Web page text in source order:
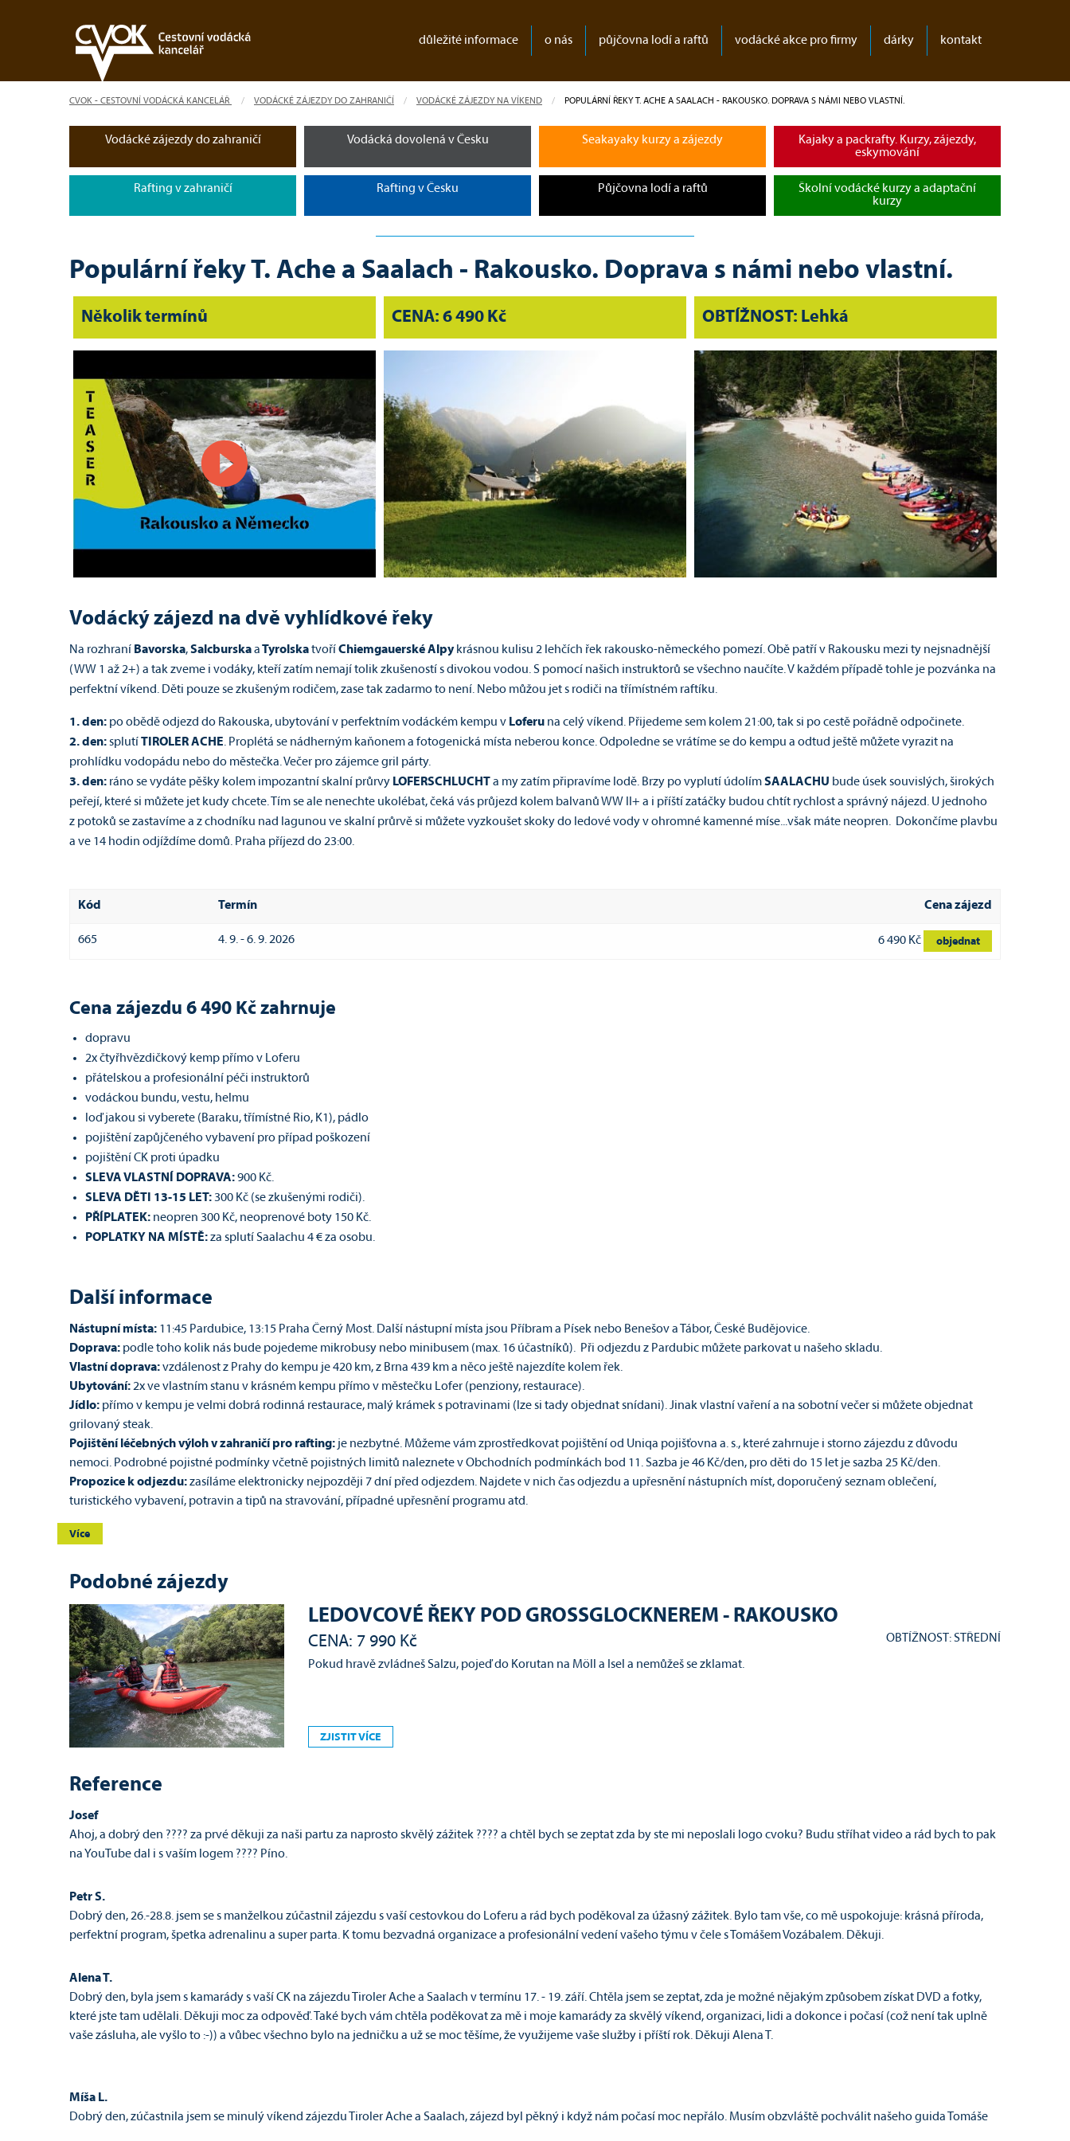
důležité informace o nás půjčovna lodí a raftů vodácké akce pro firmy dárky kontakt
CVOK - CESTOVNÍ VODÁCKÁ KANCELÁŘ VODÁCKÉ ZÁJEZDY DO ZAHRANIČÍ VODÁCKÉ ZÁJEZDY NA VÍKEND CURRENT:
POPULÁRNÍ ŘEKY T. ACHE A SAALACH - RAKOUSKO. DOPRAVA S NÁMI NEBO VLASTNÍ.
Vodácké zájezdy do zahraničí Vodácká dovolená v Česku Seakayaky kurzy a zájezdy
Kajaky a packrafty. Kurzy, zájezdy,
eskymování
Rafting v zahraničí Rafting v Česku Půjčovna lodí a raftů
Školní vodácké kurzy a adaptační
kurzy
Populární řeky T. Ache a Saalach - Rakousko. Doprava s námi nebo vlastní.
Několik termínů CENA: 6 490 Kč OBTÍŽNOST: Lehká
Vodácký zájezd na dvě vyhlídkové řeky
Na rozhraní Bavorska,SalcburskaaTyrolskatvoří Chiemgauerské Alpykrásnou kulisu 2 lehčích řek rakousko-německého pomezí. Obě patří v Rakousku mezi ty nejsnadnější
(WW 1 až 2+) a tak zveme i vodáky, kteří zatím nemají tolik zkušeností s divokou vodou. S pomocí našich instruktorů se všechno naučíte.V každém případě tohle je pozvánka na
perfektní víkend. Děti pouze se zkušeným rodičem, zase tak zadarmo to není. Nebo můžou jet s rodiči na třímístném raftíku.
1. den: po obědě odjezd do Rakouska, ubytování v perfektním vodáckém kempu v Loferu na celý víkend. Přijedeme sem kolem 21:00, tak si po cestě pořádně odpočinete.
2. den:splutí TIROLER ACHE. Proplétá se nádherným kaňonem a fotogenická místa neberou konce. Odpoledne se vrátíme se do kempu a odtud ještě můžete vyrazit na
prohlídku vodopádu nebo do městečka. Večer pro zájemce gril párty.
3. den: ráno se vydáte pěšky kolem impozantní skalní průrvy LOFERSCHLUCHTa my zatím připravíme lodě. Brzy po vyplutí údolímSAALACHU bude úsek souvislých, širokých
peřejí, které si můžete jet kudy chcete. Tím se ale nenechte ukolébat, čeká vás průjezd kolem balvanů WW II+ a i příští zatáčky budou chtít rychlost a správný nájezd. U jednoho
z potoků se zastavíme a z chodníku nad lagunou ve skalní průrvě si můžete vyzkoušet skoky do ledové vody v ohromné kamenné míse...však máte neopren. Dokončíme plavbu
a ve 14 hodin odjíždíme domů. Praha příjezd do 23:00.
Kód Termín Cena zájezd
665 4. 9. - 6. 9. 2026 6 490 Kč objednat
Cena zájezdu 6 490 Kč zahrnuje
dopravu
2x čtyřhvězdičkový kemp přímo v Loferu
přátelskou a profesionální péči instruktorů
vodáckou bundu, vestu, helmu
loď jakou si vyberete (Baraku, třímístné Rio, K1), pádlo
pojištění zapůjčeného vybavení pro případ poškození
pojištění CK proti úpadku
SLEVA VLASTNÍ DOPRAVA:900 Kč.
SLEVA DĚTI 13-15 LET:300 Kč (se zkušenými rodiči).
PŘÍPLATEK: neopren 300 Kč, neoprenové boty 150 Kč.
POPLATKY NA MÍSTĚ:za splutí Saalachu 4 € za osobu.
Další informace
Nástupní místa: 11:45 Pardubice, 13:15 Praha Černý Most. Další nástupní místa jsou Příbram a Písek nebo Benešov a Tábor, České Budějovice.
Doprava: podle toho kolik nás bude pojedeme mikrobusy nebo minibusem (max. 16 účastníků). Při odjezdu z Pardubic můžete parkovat u našeho skladu.
Vlastní doprava:vzdálenost z Prahy do kempu je 420 km, z Brna 439 km a něco ještě najezdíte kolem řek.
Ubytování:2x ve vlastním stanu v krásném kempu přímo v městečku Lofer (penziony, restaurace).
Jídlo: přímo v kempu je velmi dobrá rodinná restaurace, malý krámek s potravinami (lze si tady objednat snídani). Jinak vlastní vaření a na sobotní večer si můžete objednat
grilovaný steak.
Pojištění léčebných výloh v zahraničí pro rafting: je nezbytné. Můžeme vám zprostředkovat pojištění od Uniqa pojišťovna a. s., které zahrnuje i storno zájezdu z důvodu
nemoci. Podrobné pojistné podmínky včetně pojistných limitů naleznete v Obchodních podmínkách bod 11. Sazba je 46 Kč/den, pro děti do 15 let je sazba 25 Kč/den.
Propozice k odjezdu:zasíláme elektronicky nejpozději 7 dní před odjezdem. Najdete v nich čas odjezdu a upřesnění nástupních míst, doporučený seznam oblečení,
turistického vybavení, potravin a tipů na stravování, případné upřesnění programu atd.
Více
Podobné zájezdy
LEDOVCOVÉ ŘEKY POD GROSSGLOCKNEREM - RAKOUSKO
CENA: 7 990 Kč OBTÍŽNOST: STŘEDNÍ
Pokud hravě zvládneš Salzu, pojeď do Korutan na Möll a Isel a nemůžeš se zklamat.
ZJISTIT VÍCE
Reference
Josef
Ahoj, a dobrý den ???? za prvé děkuji za naši partu za naprosto skvělý zážitek ???? a chtěl bych se zeptat zda by ste mi neposlali logo cvoku? Budu stříhat video a rád bych to pak
na YouTube dal i s vaším logem ???? Píno.
Petr S.
Dobrý den, 26.-28.8. jsem se s manželkou zúčastnil zájezdu s vaší cestovkou do Loferu a rád bych poděkoval za úžasný zážitek. Bylo tam vše, co mě uspokojuje: krásná příroda,
perfektní program, špetka adrenalinu a super parta. K tomu bezvadná organizace a profesionální vedení vašeho týmu v čele s Tomášem Vozábalem. Děkuji.
Alena T.
Dobrý den, byla jsem s kamarády s vaší CK na zájezdu Tiroler Ache a Saalach v termínu 17. - 19. září. Chtěla jsem se zeptat, zda je možné nějakým způsobem získat DVD a fotky,
které jste tam udělali. Děkuji moc za odpověď. Také bych vám chtěla poděkovat za mě i moje kamarády za skvělý víkend, organizaci, lidi a dokonce i počasí (což není tak uplně
vaše zásluha, ale vyšlo to :-)) a vůbec všechno bylo na jedničku a už se moc těšíme, že využijeme vaše služby i příští rok. Děkuji Alena T.
Míša L.
Dobrý den, zúčastnila jsem se minulý víkend zájezdu Tiroler Ache a Saalach, zájezd byl pěkný i když nám počasí moc nepřálo. Musím obzvláště pochválit našeho guida Tomáše